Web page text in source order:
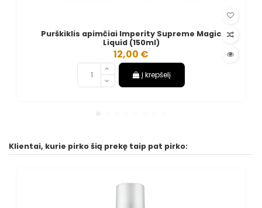
Purškiklis apimčiai Imperity Supreme Magic
Liquid (150ml)
12,00 €
Į krepšelį
Klientai, kurie pirko šią prekę taip pat pirko: